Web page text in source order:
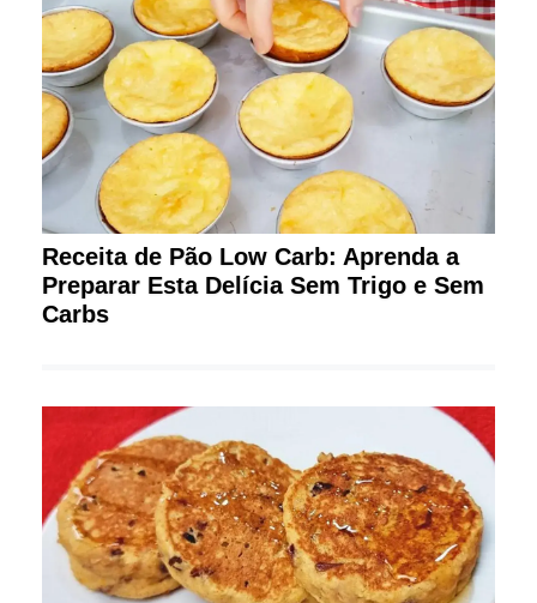
Receita de Pão Low Carb: Aprenda a
Preparar Esta Delícia Sem Trigo e Sem
Carbs